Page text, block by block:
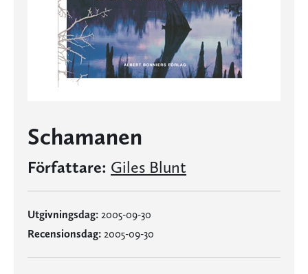
Schamanen
Författare: Giles Blunt
Utgivningsdag: 2005-09-30
Recensionsdag: 2005-09-30